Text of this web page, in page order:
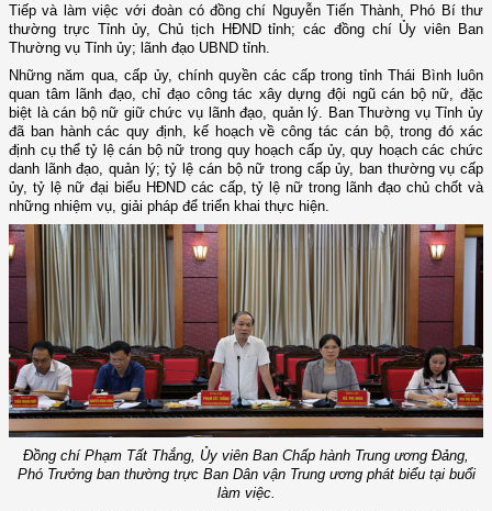
Tiếp và làm việc với đoàn có đồng chí Nguyễn Tiến Thành, Phó Bí thư
thường trực Tỉnh ủy, Chủ tịch HĐND tỉnh; các đồng chí Ủy viên Ban
Thường vụ Tỉnh ủy; lãnh đạo UBND tỉnh.
Những năm qua, cấp ủy, chính quyền các cấp trong tỉnh Thái Bình luôn
quan tâm lãnh đạo, chỉ đạo công tác xây dựng đội ngũ cán bộ nữ, đặc
biệt là cán bộ nữ giữ chức vụ lãnh đạo, quản lý. Ban Thường vụ Tỉnh ủy
đã ban hành các quy định, kế hoạch về công tác cán bộ, trong đó xác
định cụ thể tỷ lệ cán bộ nữ trong quy hoạch cấp ủy, quy hoạch các chức
danh lãnh đạo, quản lý; tỷ lệ cán bộ nữ trong cấp ủy, ban thường vụ cấp
ủy, tỷ lệ nữ đại biểu HĐND các cấp, tỷ lệ nữ trong lãnh đạo chủ chốt và
những nhiệm vụ, giải pháp để triển khai thực hiện.
Đồng chí Phạm Tất Thắng, Ủy viên Ban Chấp hành Trung ương Đảng,
Phó Trưởng ban thường trực Ban Dân vận Trung ương phát biểu tại buổi
làm việc.